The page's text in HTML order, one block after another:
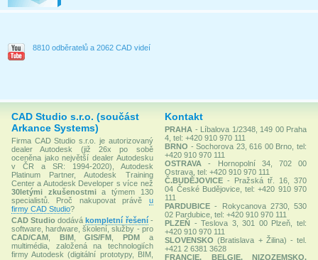
8810 odběratelů a 2062 CAD videí
CAD Studio s.r.o. (součást
Arkance Systems)
Firma CAD Studio s.r.o. je autorizovaný
dealer Autodesk (již 26x po sobě
oceněna jako největší dealer Autodesku
v ČR a SR: 1994-2020), Autodesk
Platinum Partner, Autodesk Training
Center a Autodesk Developer s více než
30letými zkušenostmia týmem 130
specialistů. Proč nakupovat právě u
firmy CAD Studio?
CAD Studio dodává kompletní řešení-
software, hardware, školení, služby - pro
CAD/CAM
BIM ,GIS/FM PDM
a
multimédia, založená na technologiích
firmy Autodesk (digitální prototypy, BIM,
Kontakt
PRAHA - Líbalova 1/2348, 149 00 Praha
4, tel: +420 910 970 111
BRNO - Sochorova 23, 616 00 Brno, tel:
+420 910 970 111
OSTRAVA
- Hornopolní 34, 702 00
Ostrava, tel: +420 910 970 111
Č.BUDĚJOVICE - Pražská tř. 16, 370
04 České Budějovice, tel: +420 910 970
111
PARDUBICE - Rokycanova 2730, 530
02 Pardubice, tel: +420 910 970 111
PLZEŇ
- Teslova 3, 301 00 Plzeň, tel:
+420 910 970 111
SLOVENSKO (Bratislava + Žilina) - tel.
+421 2 6381 3628
FRANCIE, BELGIE, NIZOZEMSKO,